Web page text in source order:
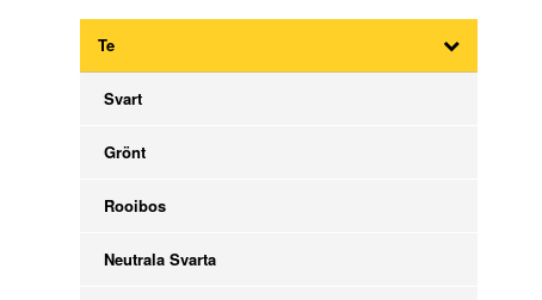
Te
Svart
Grönt
Rooibos
Neutrala Svarta